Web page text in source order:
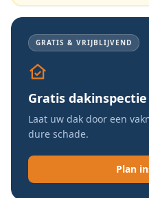
GRATIS & VRIJBLIJVEND
Gratis dakinspectie
Laat uw dak door een
dure schade.
Plan